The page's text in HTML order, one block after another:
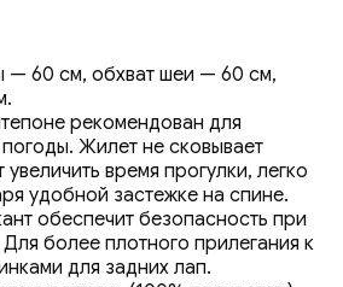
— 60 см, обхват шеи — 60 см,
рекомендован для
Жилет не сковывает
время прогулки, легко
удобной застежке на спине.
обеспечит безопасность при
более плотного прилегания к
для задних лап.